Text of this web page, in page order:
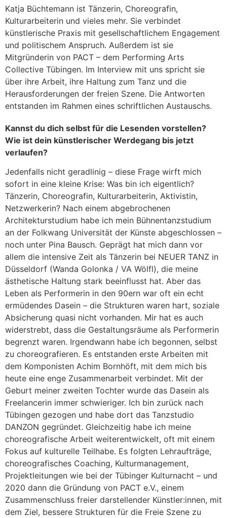
Katja Büchtemann ist Tänzerin, Choreografin,
Kulturarbeiterin und vieles mehr. Sie verbindet
künstlerische Praxis mit gesellschaftlichem Engagement
und politischem Anspruch. Außerdem ist sie
Mitgründerin von PACT – dem Performing Arts
Collective Tübingen. Im Interview mit uns spricht sie
über ihre Arbeit, ihre Haltung zum Tanz und die
Herausforderungen der freien Szene. Die Antworten
entstanden im Rahmen eines schriftlichen Austauschs.
Kannst du dich selbst für die Lesenden vorstellen?
Wie ist dein künstlerischer Werdegang bis jetzt
verlaufen?
Jedenfalls nicht geradlinig – diese Frage wirft mich
sofort in eine kleine Krise: Was bin ich eigentlich?
Tänzerin, Choreografin, Kulturarbeiterin, Aktivistin,
Netzwerkerin? Nach einem abgebrochenen
Architekturstudium habe ich mein Bühnentanzstudium
an der Folkwang Universität der Künste abgeschlossen –
noch unter Pina Bausch. Geprägt hat mich dann vor
allem die intensive Zeit als Tänzerin bei NEUER TANZ in
Düsseldorf (Wanda Golonka / VA Wölfl), die meine
ästhetische Haltung stark beeinflusst hat. Aber das
Leben als Performerin in den 90ern war oft ein echt
ermüdendes Dasein – die Strukturen waren hart, soziale
Absicherung quasi nicht vorhanden. Mir hat es auch
widerstrebt, dass die Gestaltungsräume als Performerin
begrenzt waren. Irgendwann habe ich begonnen, selbst
zu choreografieren. Es entstanden erste Arbeiten mit
dem Komponisten Achim Bornhöft, mit dem mich bis
heute eine enge Zusammenarbeit verbindet. Mit der
Geburt meiner zweiten Tochter wurde das Dasein als
Freelancerin immer schwieriger. Ich bin zurück nach
Tübingen gezogen und habe dort das Tanzstudio
DANZON gegründet. Gleichzeitig habe ich meine
choreografische Arbeit weiterentwickelt, oft mit einem
Fokus auf kulturelle Teilhabe. Es folgten Lehraufträge,
choreografisches Coaching, Kulturmanagement,
Projektleitungen wie bei der Tübinger Kulturnacht – und
2020 dann die Gründung von PACT e.V., einem
Zusammenschluss freier darstellender Künstler:innen, mit
dem Ziel, bessere Strukturen für die Freie Szene zu